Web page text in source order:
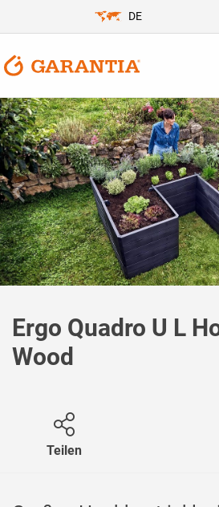
DE
Ergo Quadro U L
Wood
Teilen